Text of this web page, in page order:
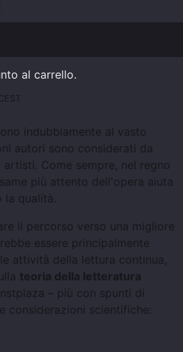
al carrello.
indubbiamente al vasto
autori sono considerati da
Come sempre, nel regno
più attento dell'opera aiuta
la qualità.
il percorso verso una migliore
essere principalmente
attività della lettura continua,
teoria della letteratura
– più con spunti di
considerazioni scientifiche: